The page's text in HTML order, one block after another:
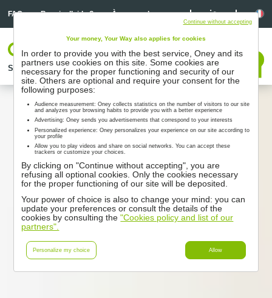
FAQ Besoin d’aide ? À propos de nous Linkedin
Linkedin
Solutions Nos partenaires Accompagnement Ressources
Votre espace
Nous contacter
Your money, Your Way also applies for cookies
In order to provide you with the best service, Oney and its
partners use cookies on this site. Some cookies are
necessary for the proper functioning and security of our
site. Others are optional and require your consent for the
following purposes:
Audience measurement: Oney collects statistics on the number of visitors to our site
and analyzes your browsing habits to provide you with a better experience
Advertising: Oney sends you advertisements that correspond to your interests
Personalized experience: Oney personalizes your experience on our site according to
your profile
Allow you to play videos and share on social networks. You can accept these
trackers or customize your choices.
By clicking on "Continue without accepting", you are
refusing all optional cookies. Only the cookies necessary
for the proper functioning of our site will be deposited.
Your power of choice is also to change your mind: you can
update your preferences or consult the details of the
cookies by consulting the"Cookies policy and list of our
partners".
Personalize my choice Allow
Continue without accepting